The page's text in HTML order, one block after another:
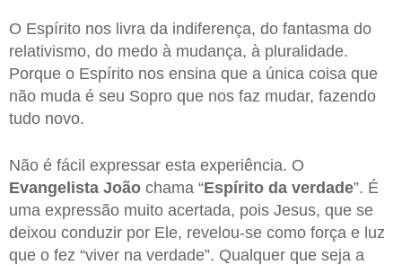
O Espírito nos livra da indiferença, do fantasma do
relativismo, do medo à mudança, à pluralidade.
Porque o Espírito nos ensina que a única coisa que
não muda é seu Sopro que nos faz mudar, fazendo
tudo novo.
Não é fácil expressar esta experiência. O
Evangelista João chama “Espírito da verdade”. É
uma expressão muito acertada, pois Jesus, que se
deixou conduzir por Ele, revelou-se como força e luz
que o fez “viver na verdade”. Qualquer que seja a